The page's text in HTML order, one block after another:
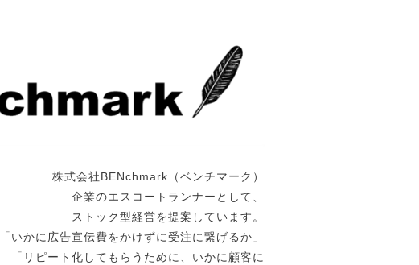
株式会社BENchmark（ベンチマーク）
企業のエスコートランナーとして、
ストック型経営を提案しています。
「いかに広告宣伝費をかけずに受注に繋げるか」
「リピート化してもらうために、いかに顧客に